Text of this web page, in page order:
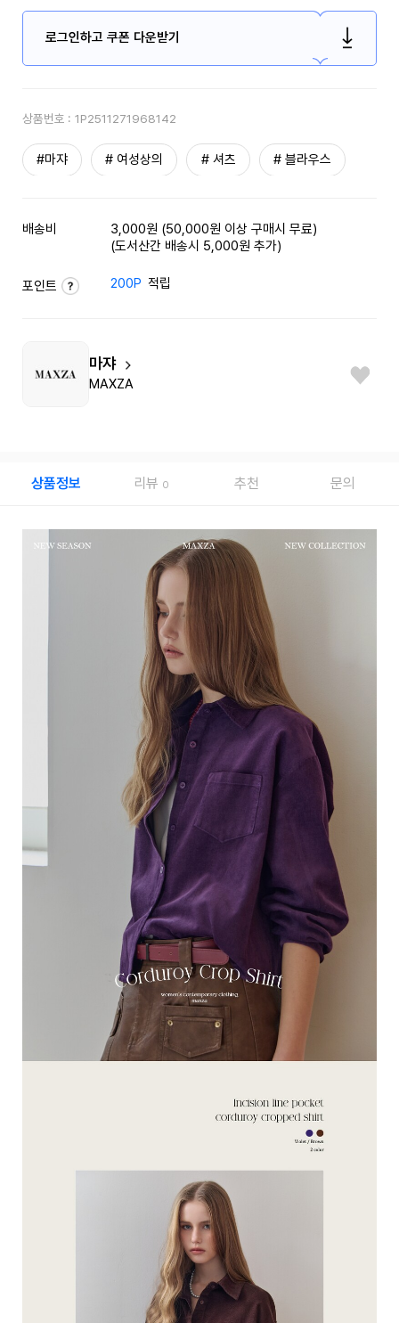
로그인하고 쿠폰 다운받기
상품번호 : 1P2511271968142
#마쟈 # 여성상의 # 셔츠 # 블라우스
배송비
3,000원 (50,000원 이상 구매시 무료)
(도서산간 배송시 5,000원 추가)
포인트 200P 적립
마쟈
MAXZA
상품정보 리뷰 0 추천 문의